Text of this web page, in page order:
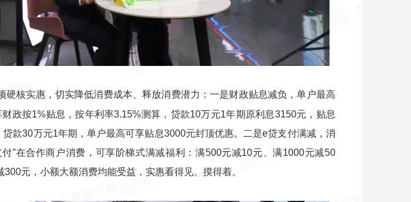
硬核实惠，切实降低消费成本、释放消费潜力：一是财政贴息减负，单户最高
政按1%贴息，按年利率3.15%测算，贷款10万元1年期原利息3150元，贴息
款30万元1年期，单户最高可享贴息3000元封顶优惠。二是e贷支付满减，消
”在合作商户消费，可享阶梯式满减福利：满500元减10元、满1000元减50
元，小额大额消费均能受益，实惠看得见、摸得着。